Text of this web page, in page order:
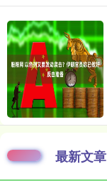
最新文章